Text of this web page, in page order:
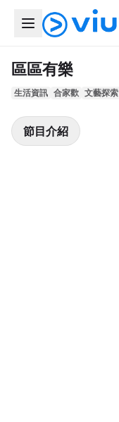
區區有樂
生活資訊 合家歡 文藝探索
節目介紹